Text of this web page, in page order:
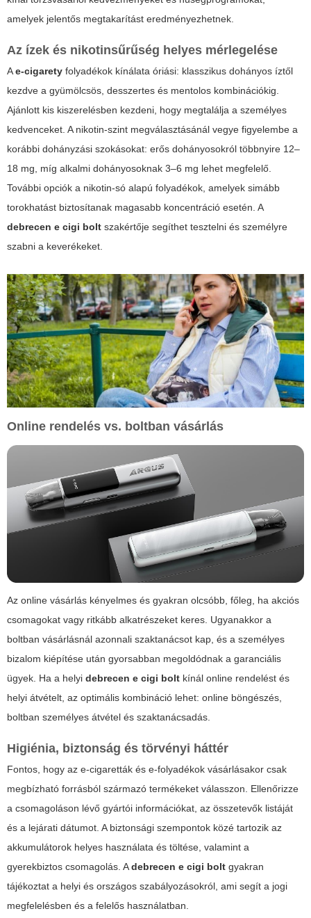
amelyek jelentős megtakarítást eredményezhetnek.
Az ízek és nikotinsűrűség helyes mérlegelése
Ae-cigarety folyadékok kínálata óriási: klasszikus dohányos íztől
kezdve a gyümölcsös, desszertes és mentolos kombinációkig.
Ajánlott kis kiszerelésben kezdeni, hogy megtalálja a személyes
kedvenceket. A nikotin-szint megválasztásánál vegye figyelembe a
korábbi dohányzási szokásokat: erős dohányosokról többnyire 12–
18 mg, míg alkalmi dohányosoknak 3–6 mg lehet megfelelő.
További opciók a nikotin-só alapú folyadékok, amelyek simább
torokhatást biztosítanak magasabb koncentráció esetén. A
debrecen e cigi bolt szakértője segíthet tesztelni és személyre
szabni a keverékeket.
Online rendelés vs. boltban vásárlás
Az online vásárlás kényelmes és gyakran olcsóbb, főleg, ha akciós
csomagokat vagy ritkább alkatrészeket keres. Ugyanakkor a
boltban vásárlásnál azonnali szaktanácsot kap, és a személyes
bizalom kiépítése után gyorsabban megoldódnak a garanciális
ügyek. Ha a helyi debrecen e cigi bolt kínál online rendelést és
helyi átvételt, az optimális kombináció lehet: online böngészés,
boltban személyes átvétel és szaktanácsadás.
Higiénia, biztonság és törvényi háttér
Fontos, hogy az e-cigaretták és e-folyadékok vásárlásakor csak
megbízható forrásból származó termékeket válasszon. Ellenőrizze
a csomagoláson lévő gyártói információkat, az összetevők listáját
és a lejárati dátumot. A biztonsági szempontok közé tartozik az
akkumulátorok helyes használata és töltése, valamint a
gyerekbiztos csomagolás. Adebrecen e cigi bolt gyakran
tájékoztat a helyi és országos szabályozásokról, ami segít a jogi
megfelelésben és a felelős használatban.